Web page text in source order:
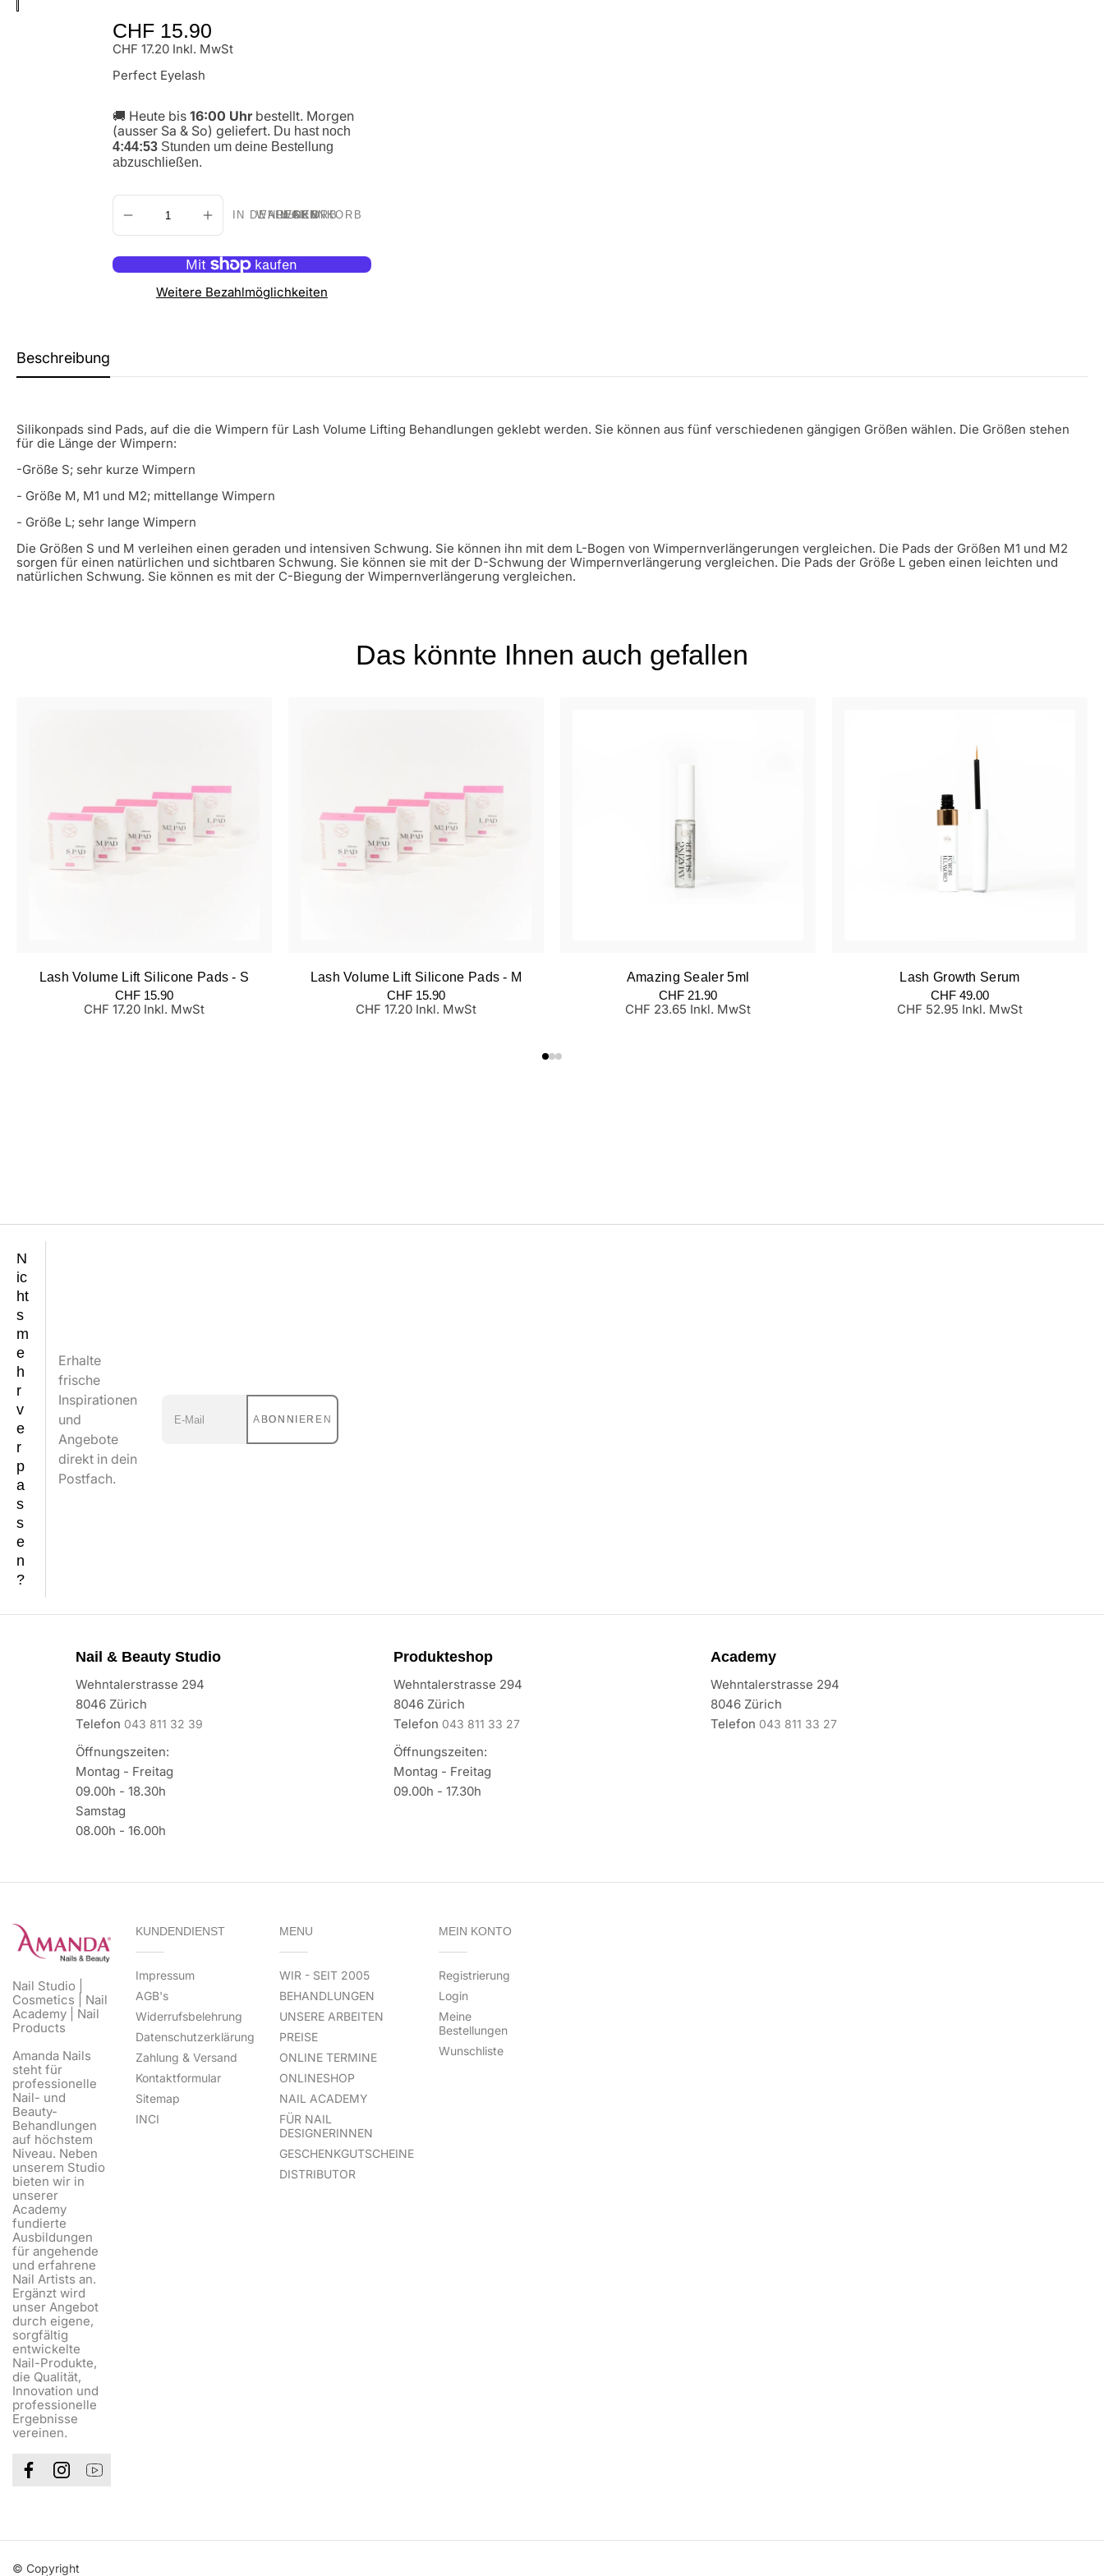
Normaler
Preis
CHF 15.90
CHF 17.20 Inkl. MwSt
Perfect Eyelash
🚚 Heute bis16:00 Uhrbestellt. Morgen
(ausser Sa & So) geliefert. Du hast noch
4:44:52 Stunden um deine Bestellung
abzuschließen.
IN DEN WARENKORB LEGEN
Weitere Bezahlmöglichkeiten
Beschreibung
Silikonpads sind Pads, auf die die Wimpern für Lash Volume Lifting Behandlungen geklebt werden. Sie können aus fünf verschiedenen gängigen Größen wählen. Die Größen stehen
für die Länge der Wimpern:
-Größe S; sehr kurze Wimpern
- Größe M, M1 und M2; mittellange Wimpern
- Größe L; sehr lange Wimpern
Die Größen S und M verleihen einen geraden und intensiven Schwung. Sie können ihn mit dem L-Bogen von Wimpernverlängerungen vergleichen. Die Pads der Größen M1 und M2
sorgen für einen natürlichen und sichtbaren Schwung. Sie können sie mit der D-Schwung der Wimpernverlängerung vergleichen. Die Pads der Größe L geben einen leichten und
natürlichen Schwung. Sie können es mit der C-Biegung der Wimpernverlängerung vergleichen.
Das könnte Ihnen auch gefallen
Lash Volume Lift Silicone Pads - S
Normaler
Preis
CHF 15.90
CHF 17.20 Inkl. MwSt
Lash Volume Lift Silicone Pads - M
Normaler
Preis
CHF 15.90
CHF 17.20 Inkl. MwSt
Amazing Sealer 5ml
Normaler
Preis
CHF 21.90
CHF 23.65 Inkl. MwSt
Lash Growth Serum
Normaler
Preis
CHF 49.00
CHF 52.95 Inkl. MwSt
N
ic
ht
s
m
e
h
r
v
e
r
p
a
s
s
e
n
?
Erhalte
frische
Inspirationen
und
Angebote
direkt in dein
Postfach.
ABONNIEREN
Nail & Beauty Studio
Wehntalerstrasse 294
8046 Zürich
Telefon 043 811 32 39
Öffnungszeiten:
Montag - Freitag
09.00h - 18.30h
Samstag
08.00h - 16.00h
Produkteshop
Wehntalerstrasse 294
8046 Zürich
Telefon 043 811 33 27
Öffnungszeiten:
Montag - Freitag
09.00h - 17.30h
Academy
Wehntalerstrasse 294
8046 Zürich
Telefon 043 811 33 27
Nail Studio |
Cosmetics | Nail
Academy | Nail
Products
Amanda Nails
steht für
professionelle
Nail- und
Beauty-
Behandlungen
auf höchstem
Niveau. Neben
unserem Studio
bieten wir in
unserer
Academy
fundierte
Ausbildungen
für angehende
und erfahrene
Nail Artists an.
Ergänzt wird
unser Angebot
durch eigene,
sorgfältig
entwickelte
Nail-Produkte,
die Qualität,
Innovation und
professionelle
Ergebnisse
vereinen.
KUNDENDIENST
Impressum
AGB's
Widerrufsbelehrung
Datenschutzerklärung
Zahlung & Versand
Kontaktformular
Sitemap
INCI
MENU
WIR - SEIT 2005
BEHANDLUNGEN
UNSERE ARBEITEN
PREISE
ONLINE TERMINE
ONLINESHOP
NAIL ACADEMY
FÜR NAIL
DESIGNERINNEN
GESCHENKGUTSCHEINE
DISTRIBUTOR
MEIN KONTO
Registrierung
Login
Meine
Bestellungen
Wunschliste
© Copyright